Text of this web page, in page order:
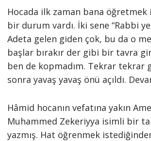
Hocada ilk zaman bana
bir durum vardı. İki sene “Rabbi
Adeta gelen giden çok, bu da o
başlar bırakır der gibi bir tavra
ben de kopmadım. Tekrar tekrar
sonra yavaş yavaş önü açıldı.
Hâmid hocanın vefatına yakın
Muhammed Zekeriyya isimli bir
yazmış. Hat öğrenmek